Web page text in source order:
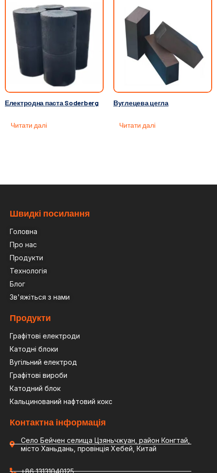
Електродна паста Soderberg
Читати далі
Вуглецева цегла
Читати далі
Швидкі посилання
Головна
Про нас
Продукти
Технологія
Блог
Зв'яжіться з нами
Продукти
Графітові електроди
Катодні блоки
Вугільний електрод
Графітові вироби
Катодний блок
Кальцинований нафтовий кокс
Контактна інформація
Село Бейчен селища Цзяньчжуан, район Конгтай,
місто Ханьдань, провінція Хебей, Китай
+86 13131040125